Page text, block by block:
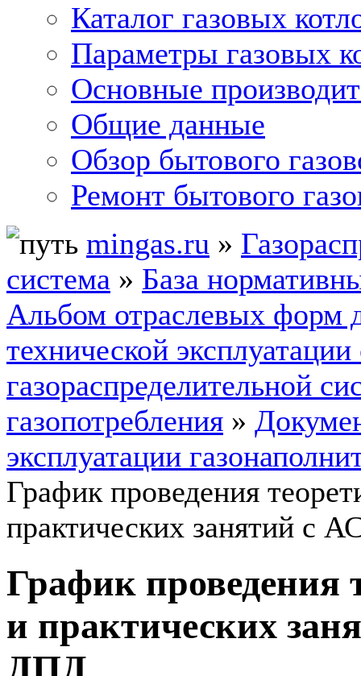
Каталог газовых
Параметры газовых
Основные
Общие данные
Обзор бытового
Ремонт бытового
mingas.ru »
система » База
Альбом отраслевых форм
технической эксплуатации
газораспределительной
газопотребления »
эксплуатации
График проведения
практических занятий с
График проведения
и практических